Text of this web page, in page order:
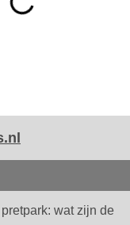
wat zijn de